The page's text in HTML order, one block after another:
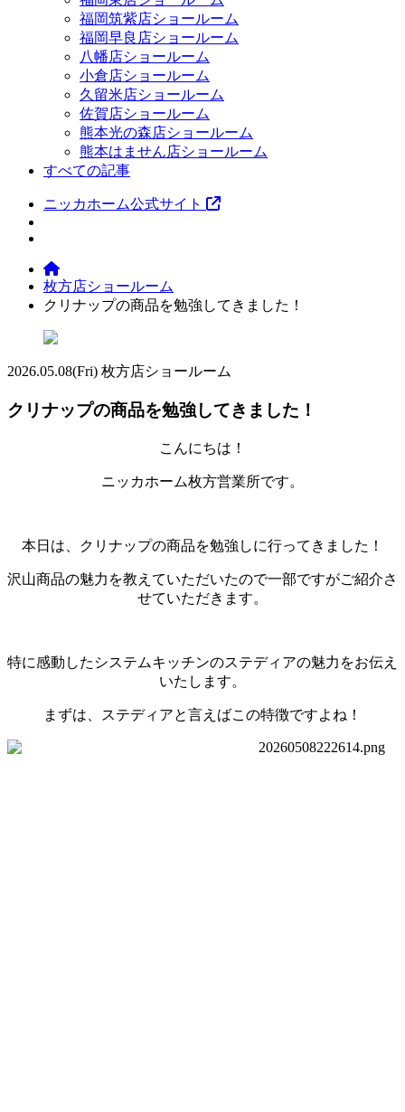
福岡筑紫店ショールーム
福岡早良店ショールーム
八幡店ショールーム
小倉店ショールーム
久留米店ショールーム
佐賀店ショールーム
熊本光の森店ショールーム
熊本はません店ショールーム
すべての記事
ニッカホーム公式サイト
枚方店ショールーム
クリナップの商品を勉強してきました！
2026.05.08(Fri) 枚方店ショールーム
クリナップの商品を勉強してきました！
こんにちは！
ニッカホーム枚方営業所です。
本日は、クリナップの商品を勉強しに行ってきました！
沢山商品の魅力を教えていただいたので一部ですがご紹介さ
せていただきます。
特に感動したシステムキッチンのステディアの魅力をお伝え
いたします。
まずは、ステディアと言えばこの特徴ですよね！